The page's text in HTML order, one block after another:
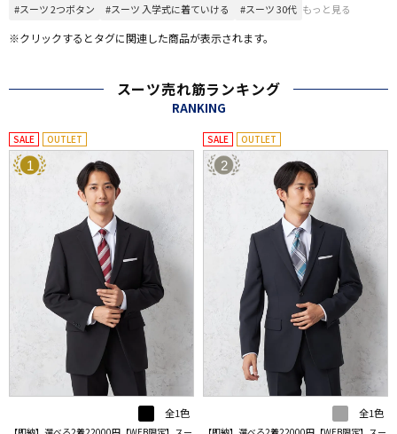
#スーツ 2つボタン
#スーツ 入学式に着ていける #スーツ 30代 もっと見る
※クリックするとタグに関連した商品が表示されます。
スーツ売れ筋ランキング
RANKING
SALE OUTLET
1
全1色
SALE OUTLET
2
全1色